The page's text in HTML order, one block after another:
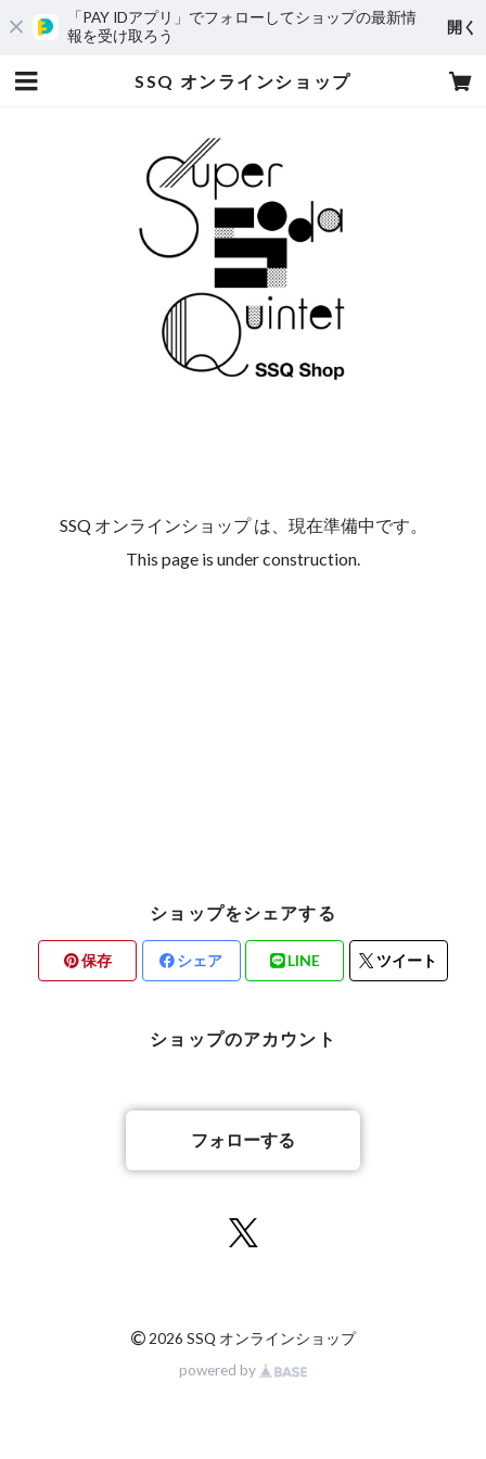
「PAY IDアプリ」でフォローしてショップの最新情
報を受け取ろう
開く
SSQ オンラインショップ
SSQ オンラインショップ は、現在準備中です。
This page is under construction.
ショップをシェアする
保存 シェア LINE ツイート
ショップのアカウント
フォローする
© 2026 SSQ オンラインショップ
powered by